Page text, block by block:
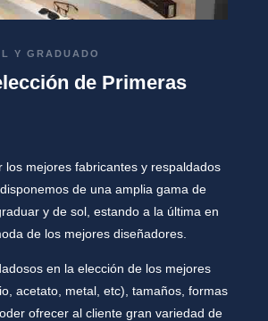
Y GRADUADO
de Primeras
los mejores fabricantes y respaldados
de una amplia gama de
y de sol, estando a la última en
de los mejores diseñadores.
en la elección de los mejores
acetato, metal, etc), tamaños, formas
ofrecer al cliente gran variedad de